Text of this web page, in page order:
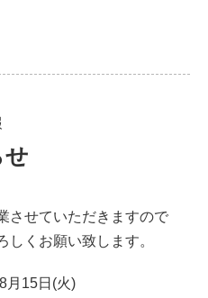
せ
させていただきますので
しくお願い致します。
15日(火)